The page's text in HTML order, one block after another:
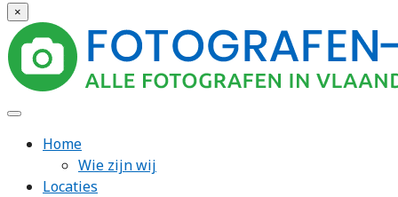
×
Home
Wie zijn wij
Locaties